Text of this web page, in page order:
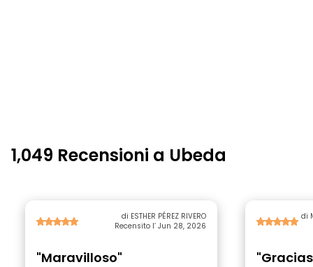
1,049 Recensioni a Ubeda
di ESTHER PÉREZ RIVERO
Recensito l’ Jun 28, 2026
"Maravilloso"
di